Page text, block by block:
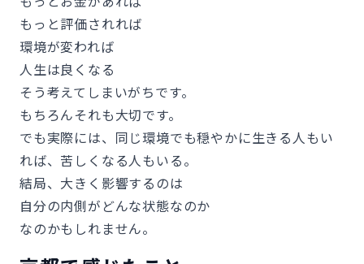
もっと評価されれば
環境が変われば
人生は良くなる
そう考えてしまいがちです。
もちろんそれも大切です。
でも実際には、同じ環境でも穏やかに生きる人もい
れば、苦しくなる人もいる。
結局、大きく影響するのは
自分の内側がどんな状態なのか
なのかもしれません。